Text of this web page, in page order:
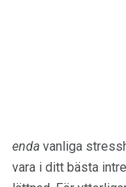
enda vanliga
vara i ditt bästa